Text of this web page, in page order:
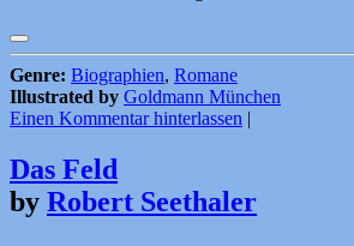
Genre: Biographien, Romane
Illustrated by Goldmann München
Einen Kommentar hinterlassen |
Das Feld
by Robert Seethaler